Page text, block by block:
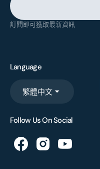
訂閱即可獲取最新資訊
Language
繁體中文
Follow Us On Social